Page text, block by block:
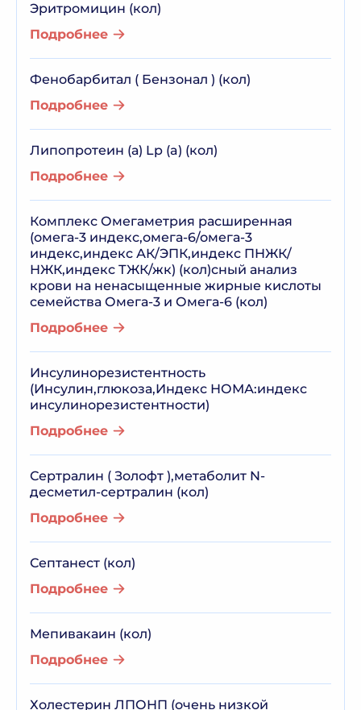
Эритромицин (кол)
Подробнее
Фенобарбитал ( Бензонал ) (кол)
Подробнее
Липопротеин (а) Lp (a) (кол)
Подробнее
Комплекс Омегаметрия расширенная
(омега-3 индекс,омега-6/омега-3
индекс,индекс АК/ЭПК,индекс ПНЖК/
НЖК,индекс ТЖК/жк) (кол)сный анализ
крови на ненасыщенные жирные кислоты
семейства Омега-3 и Омега-6 (кол)
Подробнее
Инсулинорезистентность
(Инсулин,глюкоза,Индекс НОМА:индекс
инсулинорезистентности)
Подробнее
Сертралин ( Золофт ),метаболит N-
десметил-сертралин (кол)
Подробнее
Септанест (кол)
Подробнее
Мепивакаин (кол)
Подробнее
Холестерин ЛПОНП (очень низкой